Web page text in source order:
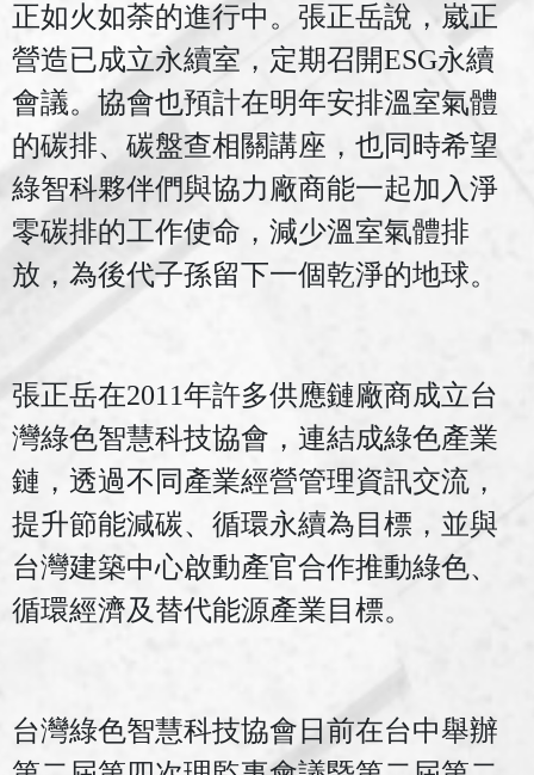
正如火如荼的進行中。張正岳說，崴正
營造已成立永續室，定期召開ESG永續
會議。協會也預計在明年安排溫室氣體
的碳排、碳盤查相關講座，也同時希望
綠智科夥伴們與協力廠商能一起加入淨
零碳排的工作使命，減少溫室氣體排
放，為後代子孫留下一個乾淨的地球。
張正岳在2011年許多供應鏈廠商成立台
灣綠色智慧科技協會，連結成綠色產業
鏈，透過不同產業經營管理資訊交流，
提升節能減碳、循環永續為目標，並與
台灣建築中心啟動產官合作推動綠色、
循環經濟及替代能源產業目標。
台灣綠色智慧科技協會日前在台中舉辦